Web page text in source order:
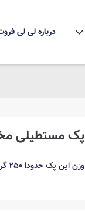
درباره لی لی
پک مستطیلی مخلوط 16
وزن این پک حدودا 250 گرم می باشد.